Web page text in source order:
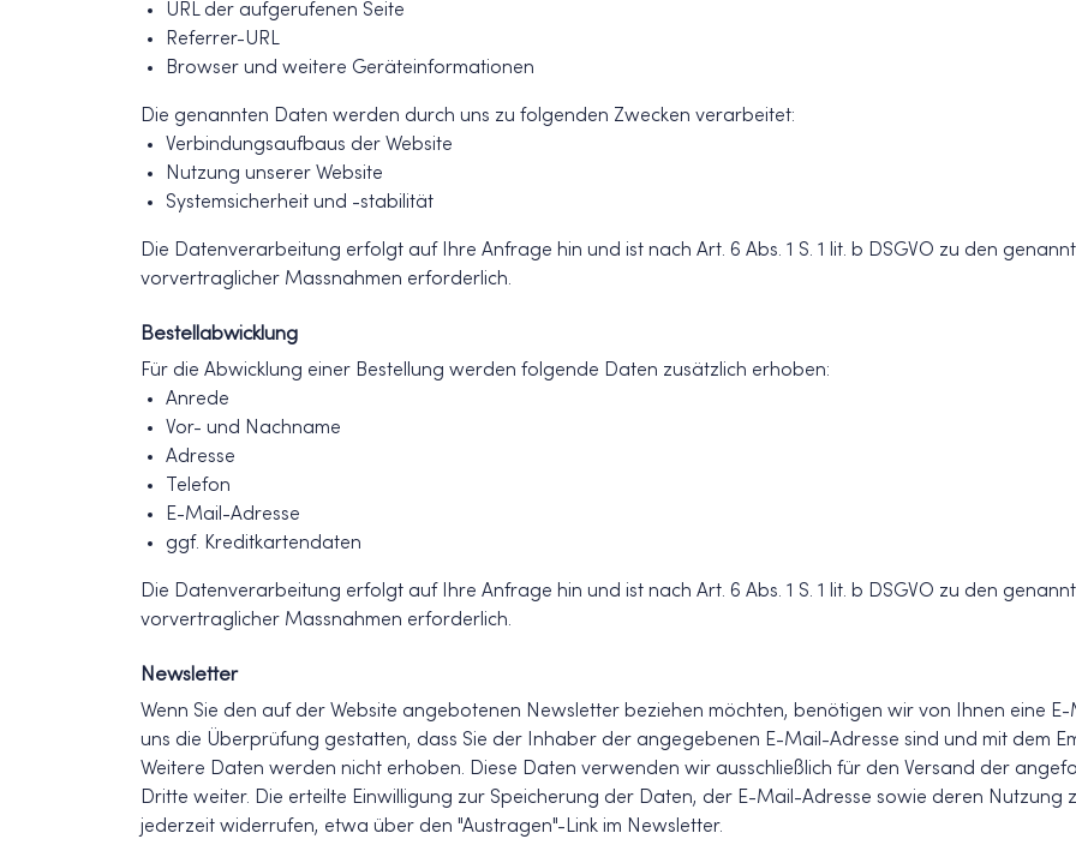
URL der aufgerufenen Seite
Referrer-URL
Browser und weitere Geräteinformationen
Die genannten Daten werden durch uns zu folgenden Zwecken verarbeitet:
Verbindungsaufbaus der Website
Nutzung unserer Website
Systemsicherheit und -stabilität
Die Datenverarbeitung erfolgt auf Ihre Anfrage hin und ist nach Art. 6 Abs. 1 S. 1 lit. b DSGVO zu den
vorvertraglicher Massnahmen erforderlich.
Bestellabwicklung
Für die Abwicklung einer Bestellung werden folgende Daten zusätzlich erhoben:
Anrede
Vor- und Nachname
Adresse
Telefon
E-Mail-Adresse
ggf. Kreditkartendaten
Die Datenverarbeitung erfolgt auf Ihre Anfrage hin und ist nach Art. 6 Abs. 1 S. 1 lit. b DSGVO zu den
vorvertraglicher Massnahmen erforderlich.
Newsletter
Wenn Sie den auf der Website angebotenen Newsletter beziehen möchten, benötigen wir von Ihnen eine
uns die Überprüfung gestatten, dass Sie der Inhaber der angegebenen E-Mail-Adresse sind und mit dem
Weitere Daten werden nicht erhoben. Diese Daten verwenden wir ausschließlich für den Versand der
Dritte weiter. Die erteilte Einwilligung zur Speicherung der Daten, der E-Mail-Adresse sowie deren Nutzung
jederzeit widerrufen, etwa über den "Austragen"-Link im Newsletter.